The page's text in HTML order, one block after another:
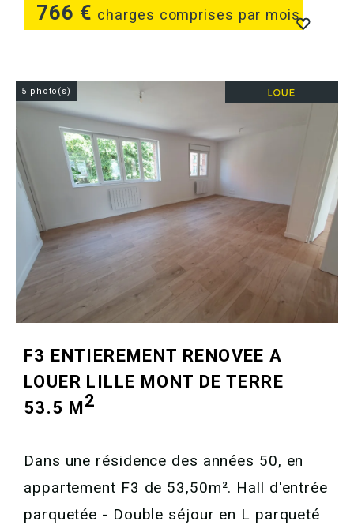
766 € charges comprises par mois
5 photo(s)
F3 ENTIEREMENT RENOVEE A
LOUER LILLE MONT DE TERRE
53.5 M2
Dans une résidence des années 50, en
appartement F3 de 53,50m². Hall d'entrée
parquetée - Double séjour en L parqueté